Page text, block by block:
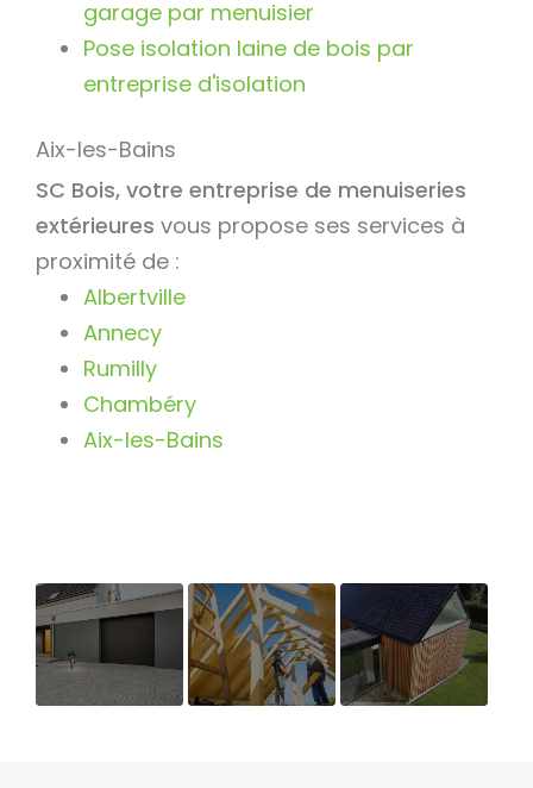
garage par menuisier
Pose isolation laine de bois par
entreprise d'isolation
Aix-les-Bains
SC Bois, votre entreprise de menuiseries
extérieures vous propose ses services à
proximité de :
Albertville
Annecy
Rumilly
Chambéry
Aix-les-Bains